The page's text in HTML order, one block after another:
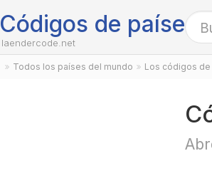
Códigos de países
laendercode.net
Todos los países del mundo Los códigos